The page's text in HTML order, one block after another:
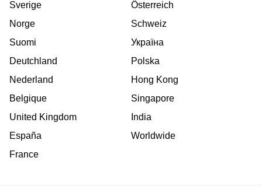
Sverige
Norge
Suomi
Deutchland
Nederland
Belgique
United Kingdom
España
France
Österreich
Schweiz
Україна
Polska
Hong Kong
Singapore
India
Worldwide